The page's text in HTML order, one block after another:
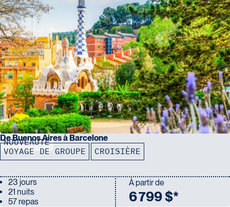
NOUVEAUTÉ
De Buenos Aires à Barcelone
VOYAGE DE GROUPE CROISIÈRE
23 jours
21 nuits
57 repas
À partir de
6 799 $*